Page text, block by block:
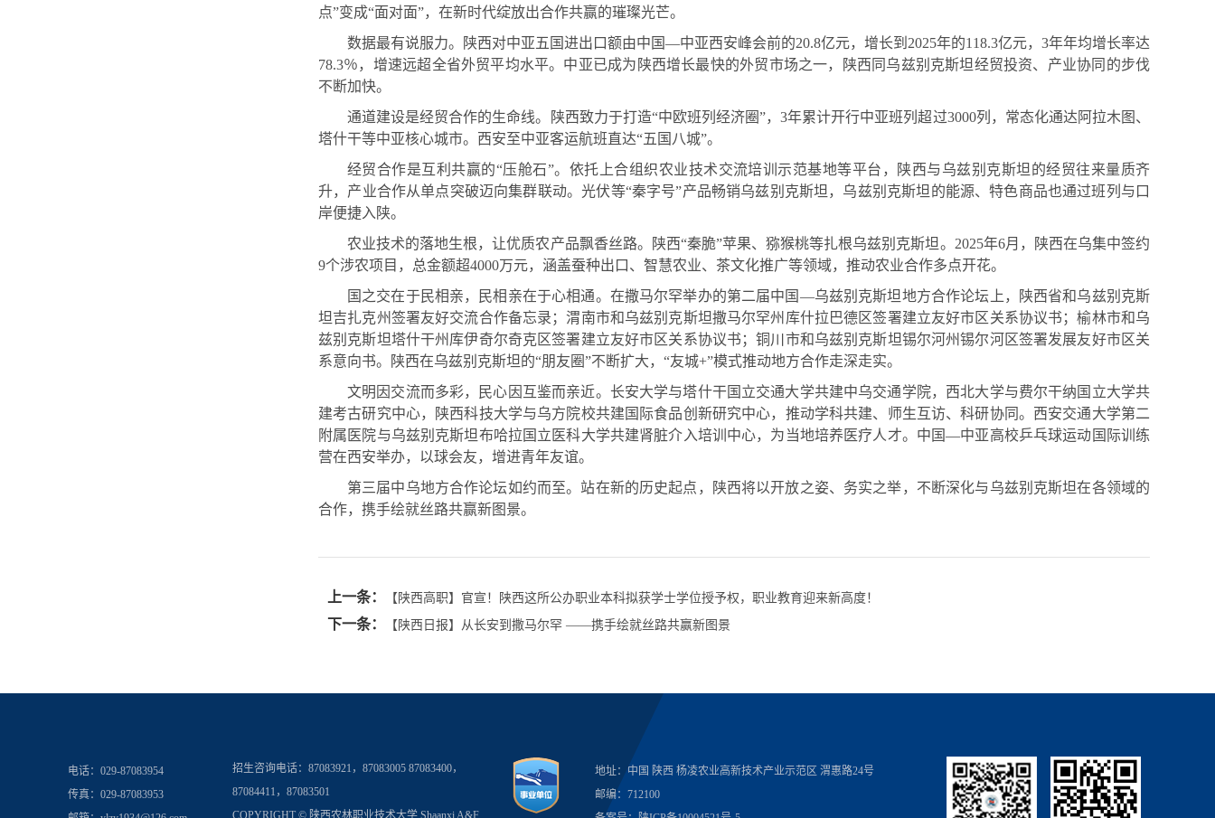
点”变成“面对面”，在新时代绽放出合作共赢的璀璨光芒。
数据最有说服力。陕西对中亚五国进出口额由中国—中亚西安峰会前的20.8亿元，增长到2025年的118.3亿元，3年年均增长率达
78.3％，增速远超全省外贸平均水平。中亚已成为陕西增长最快的外贸市场之一，陕西同乌兹别克斯坦经贸投资、产业协同的步伐
不断加快。
通道建设是经贸合作的生命线。陕西致力于打造“中欧班列经济圈”，3年累计开行中亚班列超过3000列，常态化通达阿拉木图、
塔什干等中亚核心城市。西安至中亚客运航班直达“五国八城”。
经贸合作是互利共赢的“压舱石”。依托上合组织农业技术交流培训示范基地等平台，陕西与乌兹别克斯坦的经贸往来量质齐
升，产业合作从单点突破迈向集群联动。光伏等“秦字号”产品畅销乌兹别克斯坦，乌兹别克斯坦的能源、特色商品也通过班列与口
岸便捷入陕。
农业技术的落地生根，让优质农产品飘香丝路。陕西“秦脆”苹果、猕猴桃等扎根乌兹别克斯坦。2025年6月，陕西在乌集中签约
9个涉农项目，总金额超4000万元，涵盖蚕种出口、智慧农业、茶文化推广等领域，推动农业合作多点开花。
国之交在于民相亲，民相亲在于心相通。在撒马尔罕举办的第二届中国—乌兹别克斯坦地方合作论坛上，陕西省和乌兹别克斯
坦吉扎克州签署友好交流合作备忘录；渭南市和乌兹别克斯坦撒马尔罕州库什拉巴德区签署建立友好市区关系协议书；榆林市和乌
兹别克斯坦塔什干州库伊奇尔奇克区签署建立友好市区关系协议书；铜川市和乌兹别克斯坦锡尔河州锡尔河区签署发展友好市区关
系意向书。陕西在乌兹别克斯坦的“朋友圈”不断扩大，“友城+”模式推动地方合作走深走实。
文明因交流而多彩，民心因互鉴而亲近。长安大学与塔什干国立交通大学共建中乌交通学院，西北大学与费尔干纳国立大学共
建考古研究中心，陕西科技大学与乌方院校共建国际食品创新研究中心，推动学科共建、师生互访、科研协同。西安交通大学第二
附属医院与乌兹别克斯坦布哈拉国立医科大学共建肾脏介入培训中心，为当地培养医疗人才。中国—中亚高校乒乓球运动国际训练
营在西安举办，以球会友，增进青年友谊。
第三届中乌地方合作论坛如约而至。站在新的历史起点，陕西将以开放之姿、务实之举，不断深化与乌兹别克斯坦在各领域的
合作，携手绘就丝路共赢新图景。
上一条： 【陕西高职】官宣！陕西这所公办职业本科拟获学士学位授予权，职业教育迎来新高度！
下一条： 【陕西日报】从长安到撒马尔罕 ——携手绘就丝路共赢新图景
电话：029-87083954
传真：029-87083953
招生咨询电话： 87083921，87083005 87083400，
87084411，87083501
地址：中国 陕西 杨凌农业高新技术产业示范区 渭惠路24号
邮编：712100